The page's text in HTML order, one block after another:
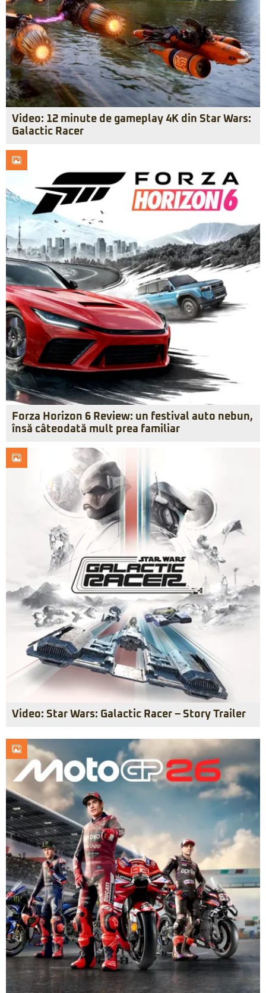
Video: 12 minute de gameplay 4K din Star Wars:
Galactic Racer
Forza Horizon 6 Review: un festival auto nebun,
însă câteodată mult prea familiar
Video: Star Wars: Galactic Racer – Story Trailer